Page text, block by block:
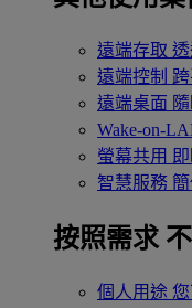
遠端存取
遠端控制
遠端桌面
Wake-on-
螢幕共用
智慧服務
按照需求
個人用途